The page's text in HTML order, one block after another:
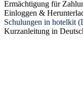
Ermächtigung für
Einloggen &
Schulungen in hotelkit
Kurzanleitung in